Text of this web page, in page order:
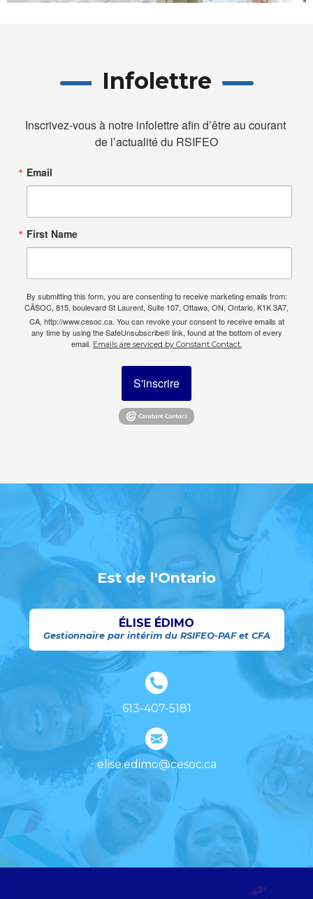
Infolettre
Inscrivez-vous à notre infolettre afin d’être au courant
de l’actualité du RSIFEO
Email
First Name
By submitting this form, you are consenting to receive marketing emails from:
CÃSOC, 815, boulevard St Laurent, Suite 107, Ottawa, ON, Ontario, K1K 3A7,
CA, http://www.cesoc.ca. You can revoke your consent to receive emails at
any time by using the SafeUnsubscribe® link, found at the bottom of every
email. Emails are serviced by Constant Contact.
S'inscrire
Est de l'Ontario
ÉLISE ÉDIMO
Gestionnaire par intérim du RSIFEO-PAF et CFA
613-407-5181
elise.edimo@cesoc.ca